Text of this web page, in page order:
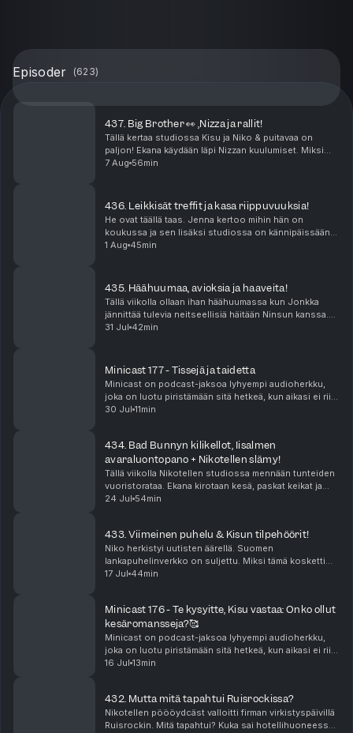
Episoder (623)
437. Big Brother 👀 ,Nizza ja rallit!
Tällä kertaa studiossa Kisu ja Niko & puitavaa on
paljon! Ekana käydään läpi Nizzan kuulumiset. Miksi
kukaan ei lähesty meitä edes Ranskassa? Missä
7 Aug 56min
436. Leikkisät treffit ja kasa riippuvuuksia!
He ovat täällä taas. Jenna kertoo mihin hän on
koukussa ja sen lisäksi studiossa on kännipäissään
lyöty 500€ veto. Mutta mistä? Niko suuntasi tutun
1 Aug 45min
435. Häähuumaa, avioksia ja haaveita!
Tällä viikolla ollaan ihan häähuumassa kun Jonkka
jännittää tulevia neitseellisiä häitään Ninsun kanssa.
Miten häät onkaan paisuneet sellaiseksi että näistä
31 Jul 42min
Minicast 177 - Tissejä ja taidetta
Minicast on podcast-jaksoa lyhyempi audioherkku,
joka on luotu piristämään sitä hetkeä, kun aikasi ei riitä
pitkään, yhtäjaksoiseen keskittymiseen. Minicastit
30 Jul 11min
434. Bad Bunnyn kilikellot, Iisalmen
avaraluontopano + Nikotellen slämy!
Tällä viikolla Nikotellen studiossa mennään tunteiden
vuoristorataa. Ekana kirotaan kesä, paskat keikat ja
sitten Bad Bunnyn tiktokit vie mennessään! Katja on
24 Jul 54min
433. Viimeinen puhelu & Kisun tilpehöörit!
Niko herkistyi uutisten äärellä. Suomen
lankapuhelinverkko on suljettu. Miksi tämä kosketti
niin suuresti? Jenna nukkui elämänsä parhaat
17 Jul 44min
Minicast 176 - Te kysyitte, Kisu vastaa: Onko ollut
kesäromansseja?🥰
Minicast on podcast-jaksoa lyhyempi audioherkku,
joka on luotu piristämään sitä hetkeä, kun aikasi ei riitä
pitkään, yhtäjaksoiseen keskittymiseen. Minicastit
16 Jul 13min
432. Mutta mitä tapahtui Ruisrockissa?
Nikotellen pöööydcäst valloitti firman virkistyspäivillä
Ruisrockin. Mitä tapahtui? Kuka sai hotellihuoneessa?